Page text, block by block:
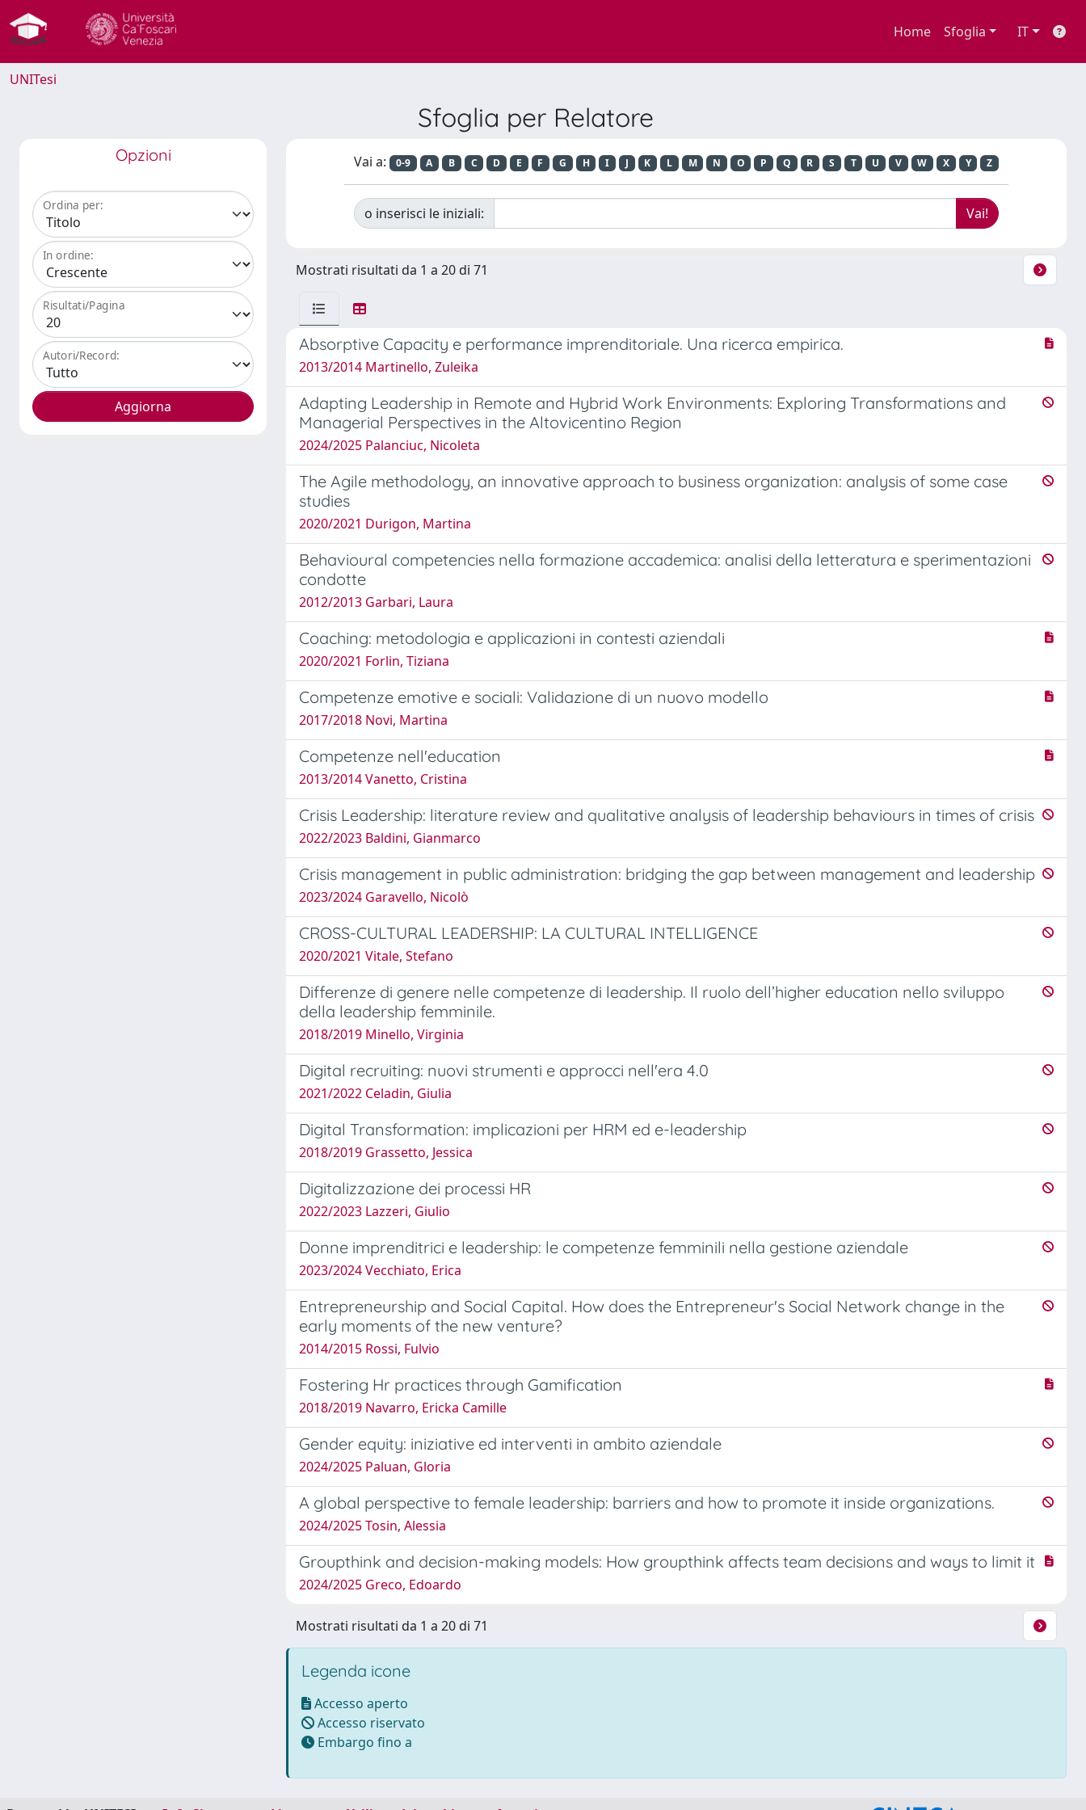
Home Sfoglia IT
UNITesi
Sfoglia per Relatore
Opzioni
Ordina per:
In ordine:
Risultati/Pagina
Autori/Record:
Vai a: 0-9 A B C D E F G H I J K L M N O P Q R S T U V W X Y Z
o inserisci le iniziali:
Mostrati risultati da 1 a 20 di 71
Absorptive Capacity e performance imprenditoriale. Una ricerca empirica.
2013/2014 Martinello, Zuleika
Adapting Leadership in Remote and Hybrid Work Environments: Exploring Transformations and
Managerial Perspectives in the Altovicentino Region
2024/2025 Palanciuc, Nicoleta
The Agile methodology, an innovative approach to business organization: analysis of some case
studies
2020/2021 Durigon, Martina
Behavioural competencies nella formazione accademica: analisi della letteratura e sperimentazioni
condotte
2012/2013 Garbari, Laura
Coaching: metodologia e applicazioni in contesti aziendali
2020/2021 Forlin, Tiziana
Competenze emotive e sociali: Validazione di un nuovo modello
2017/2018 Novi, Martina
Competenze nell'education
2013/2014 Vanetto, Cristina
Crisis Leadership: literature review and qualitative analysis of leadership behaviours in times of crisis
2022/2023 Baldini, Gianmarco
Crisis management in public administration: bridging the gap between management and leadership
2023/2024 Garavello, Nicolò
CROSS-CULTURAL LEADERSHIP: LA CULTURAL INTELLIGENCE
2020/2021 Vitale, Stefano
Differenze di genere nelle competenze di leadership. Il ruolo dell’higher education nello sviluppo
della leadership femminile.
2018/2019 Minello, Virginia
Digital recruiting: nuovi strumenti e approcci nell'era 4.0
2021/2022 Celadin, Giulia
Digital Transformation: implicazioni per HRM ed e-leadership
2018/2019 Grassetto, Jessica
Digitalizzazione dei processi HR
2022/2023 Lazzeri, Giulio
Donne imprenditrici e leadership: le competenze femminili nella gestione aziendale
2023/2024 Vecchiato, Erica
Entrepreneurship and Social Capital. How does the Entrepreneur's Social Network change in the
early moments of the new venture?
2014/2015 Rossi, Fulvio
Fostering Hr practices through Gamification
2018/2019 Navarro, Ericka Camille
Gender equity: iniziative ed interventi in ambito aziendale
2024/2025 Paluan, Gloria
A global perspective to female leadership: barriers and how to promote it inside organizations.
2024/2025 Tosin, Alessia
Groupthink and decision-making models: How groupthink affects team decisions and ways to limit it
2024/2025 Greco, Edoardo
Mostrati risultati da 1 a 20 di 71
Legenda icone
Accesso aperto
Accesso riservato
Embargo fino a